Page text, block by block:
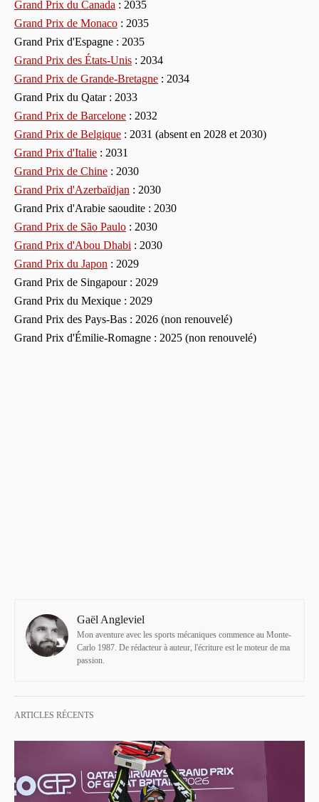
Grand Prix du Canada : 2035
Grand Prix de Monaco : 2035
Grand Prix d'Espagne : 2035
Grand Prix des États-Unis : 2034
Grand Prix de Grande-Bretagne : 2034
Grand Prix du Qatar : 2033
Grand Prix de Barcelone : 2032
Grand Prix de Belgique : 2031 (absent en 2028 et 2030)
Grand Prix d'Italie : 2031
Grand Prix de Chine : 2030
Grand Prix d'Azerbaïdjan : 2030
Grand Prix d'Arabie saoudite : 2030
Grand Prix de São Paulo : 2030
Grand Prix d'Abou Dhabi : 2030
Grand Prix du Japon : 2029
Grand Prix de Singapour : 2029
Grand Prix du Mexique : 2029
Grand Prix des Pays-Bas : 2026 (non renouvelé)
Grand Prix d'Émilie-Romagne : 2025 (non renouvelé)
Gaël Angleviel
Mon aventure avec les sports mécaniques commence au Monte-
Carlo 1987. De rédacteur à auteur, l'écriture est le moteur de ma
passion.
ARTICLES RÉCENTS